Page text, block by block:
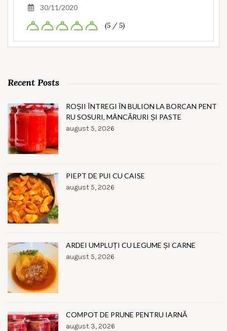
30/11/2020
(5 / 5)
Recent Posts
ROȘII ÎNTREGI ÎN BULION LA BORCAN PENT
RU SOSURI, MÂNCĂRURI ȘI PASTE
august 5, 2026
PIEPT DE PUI CU CAISE
august 5, 2026
ARDEI UMPLUȚI CU LEGUME ȘI CARNE
august 5, 2026
COMPOT DE PRUNE PENTRU IARNĂ
august 3, 2026